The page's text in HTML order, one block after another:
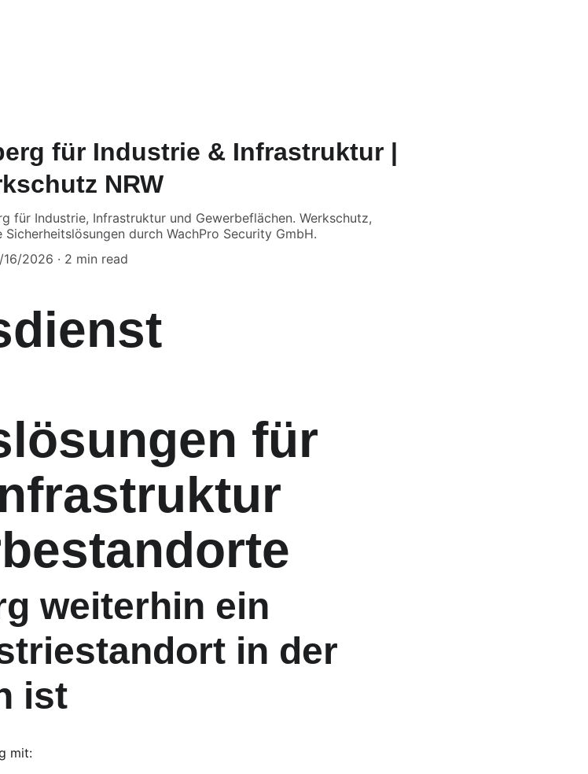
für Industrie & Infrastruktur |
NRW
für Industrie, Infrastruktur und Gewerbeflächen. Werkschutz,
durch WachPro Security GmbH.
16/2026
2 min read
für
weiterhin ein
in der
ist
mit: